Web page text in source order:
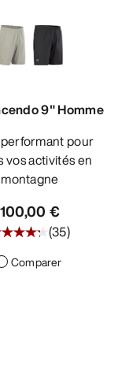
9" Homme
vos activités en
montagne
100,00 €
(35)
Comparer